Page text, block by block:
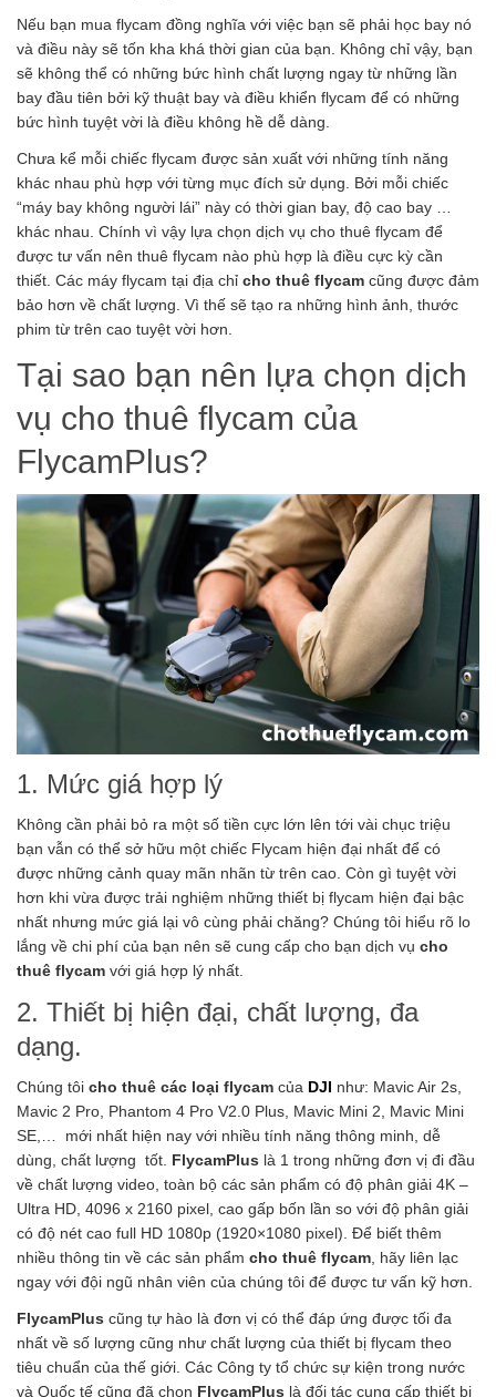
Nếu bạn mua flycam đồng nghĩa với việc bạn sẽ phải học bay nó
và điều này sẽ tốn kha khá thời gian của bạn. Không chỉ vậy, bạn
sẽ không thể có những bức hình chất lượng ngay từ những lần
bay đầu tiên bởi kỹ thuật bay và điều khiển flycam để có những
bức hình tuyệt vời là điều không hề dễ dàng.
Chưa kể mỗi chiếc flycam được sản xuất với những tính năng
khác nhau phù hợp với từng mục đích sử dụng. Bởi mỗi chiếc
“máy bay không người lái” này có thời gian bay, độ cao bay …
khác nhau. Chính vì vậy lựa chọn dịch vụ cho thuê flycam để
được tư vấn nên thuê flycam nào phù hợp là điều cực kỳ cần
thiết. Các máy flycam tại địa chỉ cho thuê flycam cũng được đảm
bảo hơn về chất lượng. Vì thế sẽ tạo ra những hình ảnh, thước
phim từ trên cao tuyệt vời hơn.
Tại sao bạn nên lựa chọn dịch
vụ cho thuê flycam của
FlycamPlus?
1. Mức giá hợp lý
Không cần phải bỏ ra một số tiền cực lớn lên tới vài chục triệu
bạn vẫn có thể sở hữu một chiếc Flycam hiện đại nhất để có
được những cảnh quay mãn nhãn từ trên cao. Còn gì tuyệt vời
hơn khi vừa được trải nghiệm những thiết bị flycam hiện đại bậc
nhất nhưng mức giá lại vô cùng phải chăng? Chúng tôi hiểu rõ lo
lắng về chi phí của bạn nên sẽ cung cấp cho bạn dịch vụ cho
thuê flycam với giá hợp lý nhất.
2. Thiết bị hiện đại, chất lượng, đa
dạng.
Chúng tôi cho thuê các loại flycam của DJI như: Mavic Air 2s,
Mavic 2 Pro, Phantom 4 Pro V2.0 Plus, Mavic Mini 2, Mavic Mini
SE,… mới nhất hiện nay với nhiều tính năng thông minh, dễ
dùng, chất lượng tốt. FlycamPlus là 1 trong những đơn vị đi đầu
về chất lượng video, toàn bộ các sản phẩm có độ phân giải 4K –
Ultra HD, 4096 x 2160 pixel, cao gấp bốn lần so với độ phân giải
có độ nét cao full HD 1080p (1920×1080 pixel). Để biết thêm
nhiều thông tin về các sản phẩm cho thuê flycam , hãy liên lạc
ngay với đội ngũ nhân viên của chúng tôi để được tư vấn kỹ hơn.
FlycamPlus cũng tự hào là đơn vị có thể đáp ứng được tối đa
nhất về số lượng cũng như chất lượng của thiết bị flycam theo
tiêu chuẩn của thế giới. Các Công ty tổ chức sự kiện trong nước
và Quốc tế cũng đã chọn FlycamPlus là đối tác cung cấp thiết bị